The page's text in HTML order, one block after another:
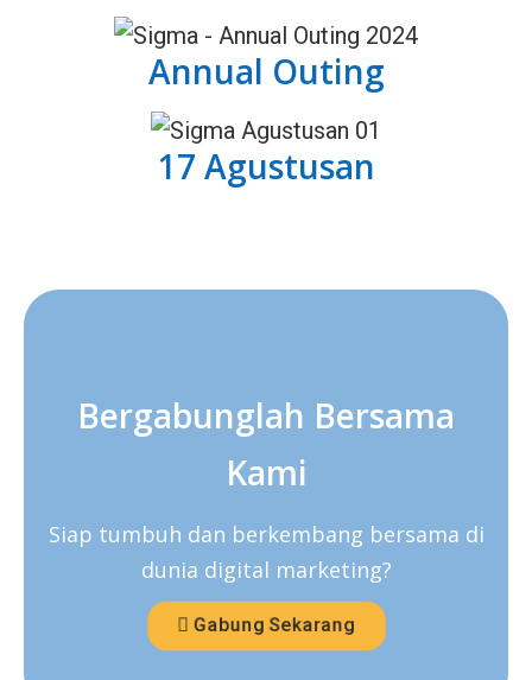
Annual Outing
17 Agustusan
Bergabunglah Bersama
Kami
Siap tumbuh dan berkembang bersama di
dunia digital marketing?
Gabung Sekarang